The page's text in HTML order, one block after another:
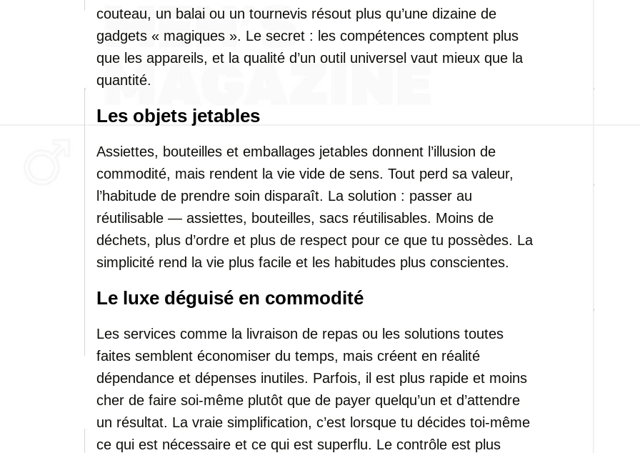
couteau, un balai ou un tournevis résout plus qu’une dizaine de
gadgets « magiques ». Le secret : les compétences comptent plus
que les appareils, et la qualité d’un outil universel vaut mieux que la
quantité.
Les objets jetables
Assiettes, bouteilles et emballages jetables donnent l’illusion de
commodité, mais rendent la vie vide de sens. Tout perd sa valeur,
l’habitude de prendre soin disparaît. La solution : passer au
réutilisable — assiettes, bouteilles, sacs réutilisables. Moins de
déchets, plus d’ordre et plus de respect pour ce que tu possèdes. La
simplicité rend la vie plus facile et les habitudes plus conscientes.
Le luxe déguisé en commodité
Les services comme la livraison de repas ou les solutions toutes
faites semblent économiser du temps, mais créent en réalité
dépendance et dépenses inutiles. Parfois, il est plus rapide et moins
cher de faire soi-même plutôt que de payer quelqu’un et d’attendre
un résultat. La vraie simplification, c’est lorsque tu décides toi-même
ce qui est nécessaire et ce qui est superflu. Le contrôle est plus